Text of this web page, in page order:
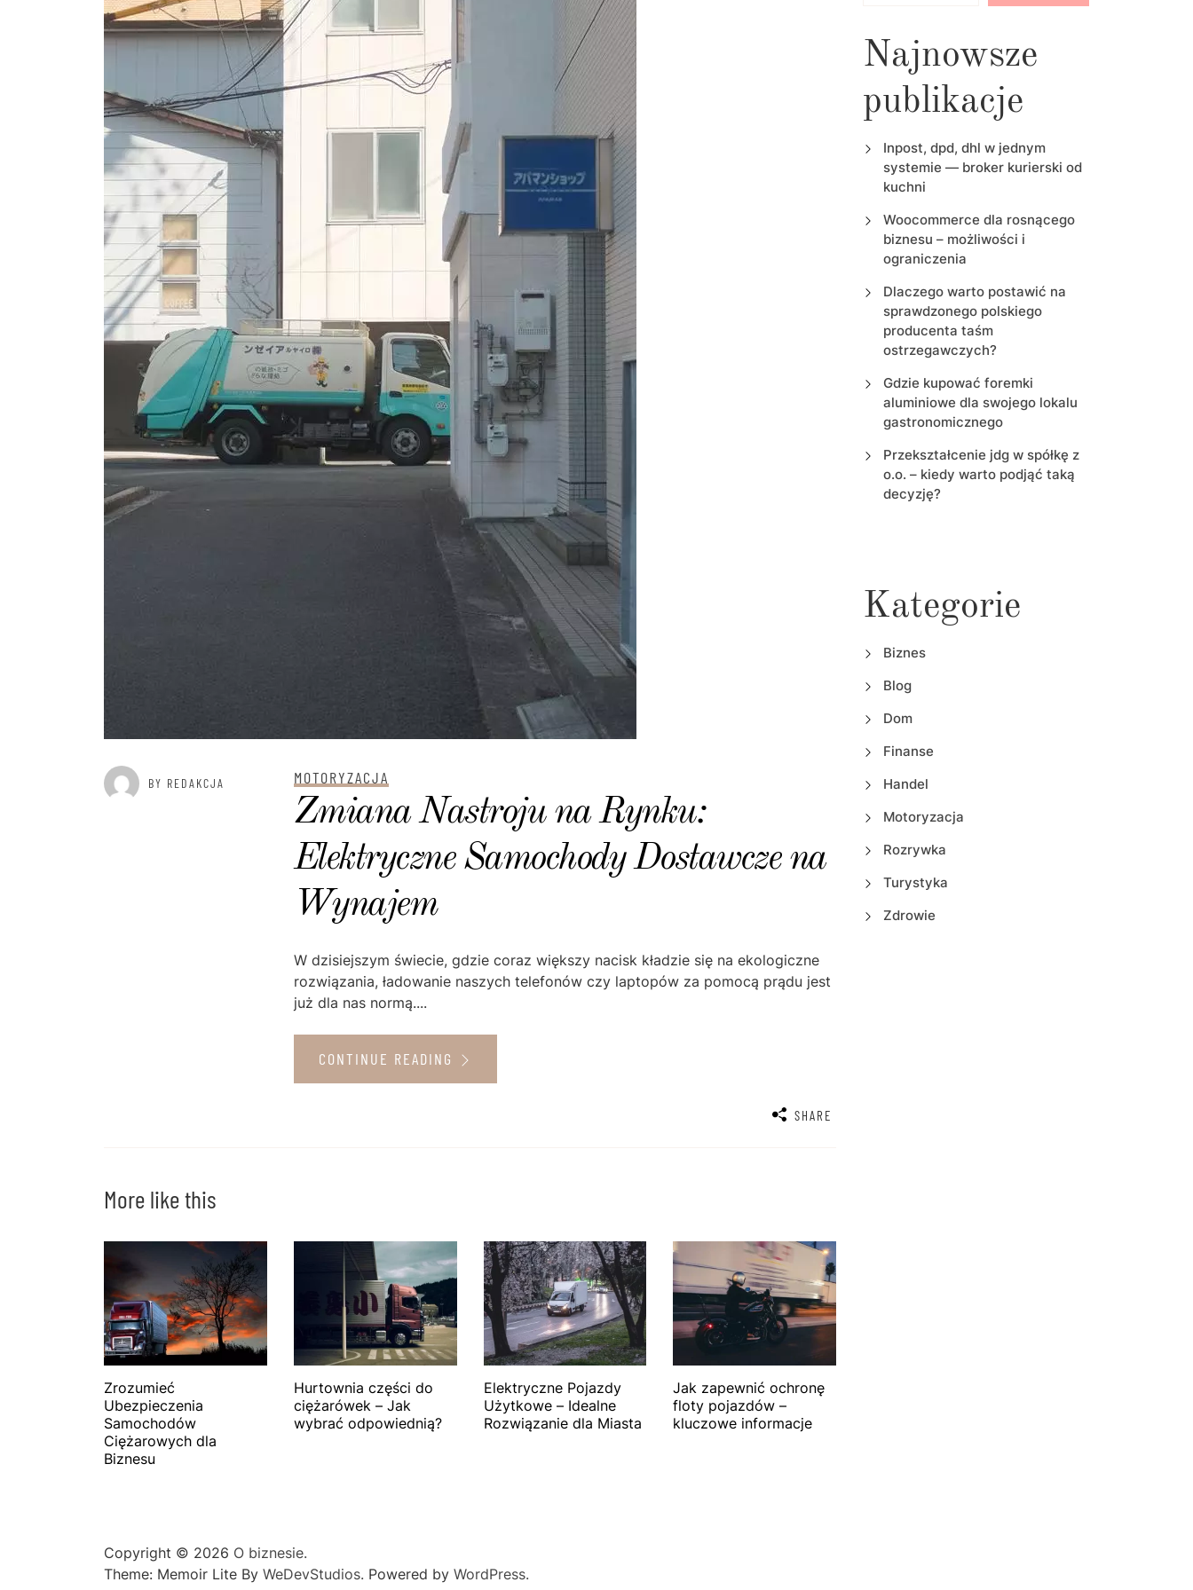
BY REDAKCJA MOTORYZACJA
Zmiana Nastroju na Rynku:
Elektryczne Samochody Dostawcze na
Wynajem
W dzisiejszym świecie, gdzie coraz większy nacisk kładzie się na ekologiczne
rozwiązania, ładowanie naszych telefonów czy laptopów za pomocą prądu jest
już dla nas normą....
CONTINUE READING
SHARE
More like this
Zrozumieć
Ubezpieczenia
Samochodów
Ciężarowych dla
Biznesu
Hurtownia części do
ciężarówek – Jak
wybrać odpowiednią?
Elektryczne Pojazdy
Użytkowe – Idealne
Rozwiązanie dla Miasta
Jak zapewnić ochronę
floty pojazdów –
kluczowe informacje
Najnowsze
publikacje
Inpost, dpd, dhl w jednym
systemie — broker kurierski od
kuchni
Woocommerce dla rosnącego
biznesu – możliwości i
ograniczenia
Dlaczego warto postawić na
sprawdzonego polskiego
producenta taśm
ostrzegawczych?
Gdzie kupować foremki
aluminiowe dla swojego lokalu
gastronomicznego
Przekształcenie jdg w spółkę z
o.o. – kiedy warto podjąć taką
decyzję?
Kategorie
Biznes
Blog
Dom
Finanse
Handel
Motoryzacja
Rozrywka
Turystyka
Zdrowie
Copyright © 2026 O biznesie.
Theme: Memoir Lite By WeDevStudios. Powered by WordPress.